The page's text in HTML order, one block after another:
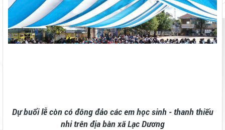
Dự buổi lễ còn có đông đảo các em học sinh - thanh thiếu
nhi trên địa bàn xã Lạc Dương